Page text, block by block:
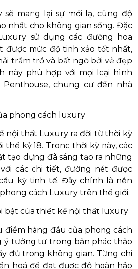
sẽ mang lại sự mới lạ, cùng độ
nhất cho không gian sống. Đặc
sử dụng các đường hoa
được mức độ tinh xảo tốt nhất,
trầm trồ và bất ngờ bởi vẻ đẹp
này phù hợp với mọi loại hình
chung cư đến nhà
phong cách luxury
nội thất Luxury ra đời từ thời kỳ
thế kỷ 18. Trong thời kỳ này, các
tạo dựng đã sáng tạo ra những
các chi tiết, đường nét được
kỳ tinh tế. Đây chính là nền
cách Luxury trên thế giới.
bật của thiết kế nội thất luxury
điểm hàng đầu của phong cách
ý tưởng từ trong bản phác thảo
đủ trong không gian. Từng chi
hoá để đạt được độ hoàn hảo